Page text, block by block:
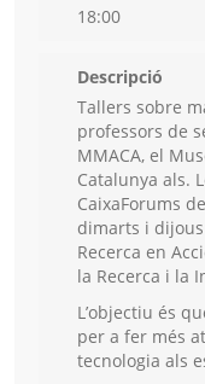
18:00
Descripció
Tallers sobre
professors de
MMACA, el
Catalunya als.
CaixaForums
dimarts i
Recerca en
la Recerca i la
L’objectiu és
per a fer més
tecnologia als